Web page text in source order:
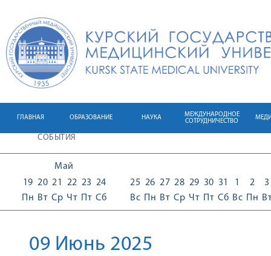
ГЛАВНАЯ ОБРАЗОВАНИЕ НАУКА
МЕЖДУНАРОДНОЕ
СОТРУДНИЧЕСТВО
СОБЫТИЯ
Май
19
Пн
20
Вт
21
Ср
22
Чт
23
Пт
24
Сб
25
Вс
26
Пн
27
Вт
28
Ср
29
Чт
30
Пт
31
Сб
1
Вс
2
Пн
3
09 Июнь 2025